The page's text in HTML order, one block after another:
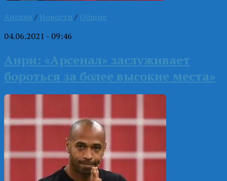
Англия / Новости / Общие
04.06.2021 - 09:46
Анри: «Арсенал» заслуживает
бороться за более высокие места»